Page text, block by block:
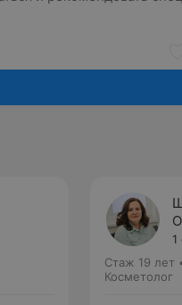
1
Стаж 19 лет
Косметолог